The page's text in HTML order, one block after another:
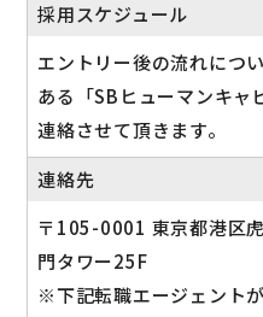
採用スケジュール
エントリー後の流れにつ
ある「SBヒューマンキャ
連絡させて頂きます。
連絡先
〒105-0001 東京都港区
門タワー25F
※下記転職エージェント